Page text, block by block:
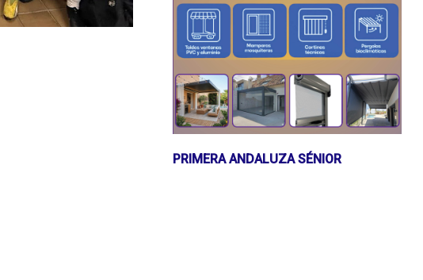
PRIMERA ANDALUZA SÉNIOR